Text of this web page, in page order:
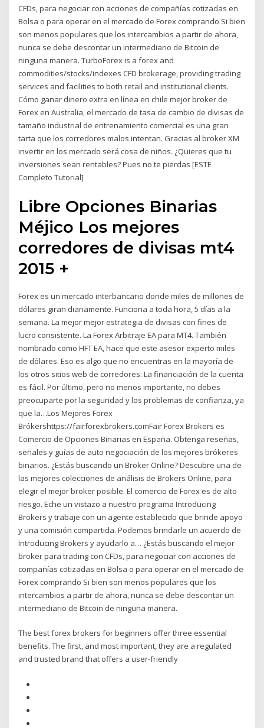
CFDs, para negociar con acciones de compañías cotizadas en
Bolsa o para operar en el mercado de Forex comprando Si bien
son menos populares que los intercambios a partir de ahora,
nunca se debe descontar un intermediario de Bitcoin de
ninguna manera. TurboForex is a forex and
commodities/stocks/indexes CFD brokerage, providing trading
services and facilities to both retail and institutional clients.
Cómo ganar dinero extra en línea en chile mejor broker de
Forex en Australia, el mercado de tasa de cambio de divisas de
tamaño industrial de entrenamiento comercial es una gran
tarta que los corredores malos intentan. Gracias al broker XM
invertir en los mercado será cosa de niños. ¿Quieres que tu
inversiones sean rentables? Pues no te pierdas [ESTE
Completo Tutorial]
Libre Opciones Binarias
Méjico Los mejores
corredores de divisas mt4
2015 +
Forex es un mercado interbancario donde miles de millones de
dólares giran diariamente. Funciona a toda hora, 5 días a la
semana. La mejor mejor estrategia de divisas con fines de
lucro consistente. La Forex Arbitraje EA para MT4. También
nombrado como HFT EA, hace que este asesor experto miles
de dólares. Eso es algo que no encuentras en la mayoría de
los otros sitios web de corredores. La financiación de la cuenta
es fácil. Por último, pero no menos importante, no debes
preocuparte por la seguridad y los problemas de confianza, ya
que la…Los Mejores Forex
Brókershttps://fairforexbrokers.comFair Forex Brokers es
Comercio de Opciones Binarias en España. Obtenga reseñas,
señales y guías de auto negociación de los mejores brókeres
binarios. ¿Estás buscando un Broker Online? Descubre una de
las mejores colecciones de análisis de Brokers Online, para
elegir el mejor broker posible. El comercio de Forex es de alto
riesgo. Eche un vistazo a nuestro programa Introducing
Brokers y trabaje con un agente establecido que brinde apoyo
y una comisión compartida. Podemos brindarle un acuerdo de
Introducing Brokers y ayudarlo a… ¿Estás buscando el mejor
broker para trading con CFDs, para negociar con acciones de
compañías cotizadas en Bolsa o para operar en el mercado de
Forex comprando Si bien son menos populares que los
intercambios a partir de ahora, nunca se debe descontar un
intermediario de Bitcoin de ninguna manera.
The best forex brokers for beginners offer three essential
benefits. The first, and most important, they are a regulated
and trusted brand that offers a user-friendly